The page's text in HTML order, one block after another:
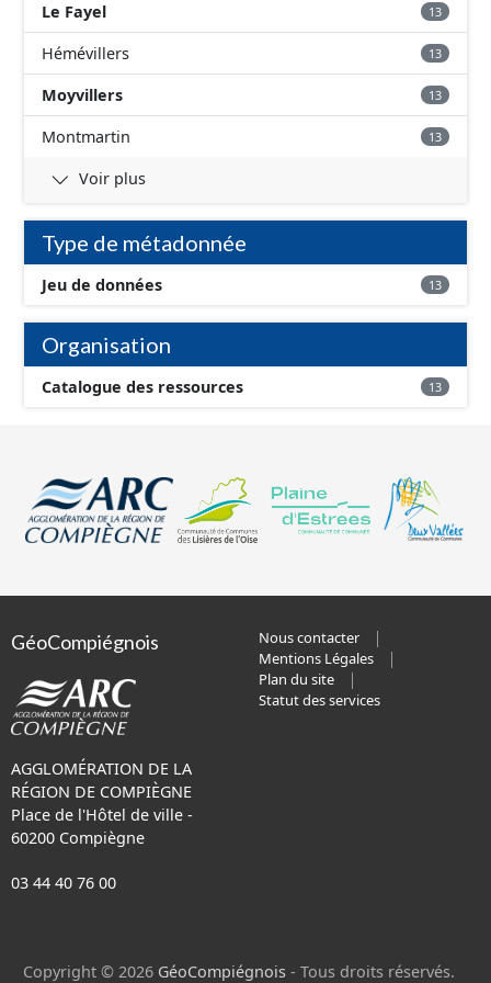
Le Fayel 13
Hémévillers 13
Moyvillers 13
Montmartin 13
Voir plus
Type de métadonnée
Jeu de données 13
Organisation
Catalogue des ressources 13
GéoCompiégnois
AGGLOMÉRATION DE LA
RÉGION DE COMPIÈGNE
Place de l'Hôtel de ville -
60200 Compiègne
03 44 40 76 00
Nous contacter
Mentions Légales
Plan du site
Statut des services
Copyright © 2026 GéoCompiégnois - Tous droits réservés.